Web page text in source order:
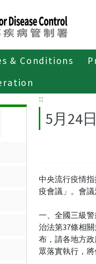
& Conditions
題
:::
5月24
中央流行疫情
疫會議」。會議
一、全國三級
治法第37條相
布，請各地方
眾落實執行，將